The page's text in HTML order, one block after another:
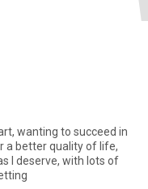
wanting to succeed in
a better quality of life,
I deserve, with lots of